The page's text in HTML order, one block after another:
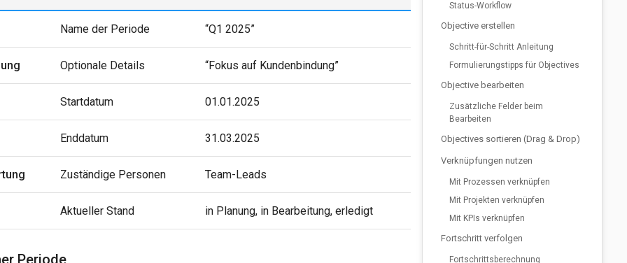
Name der Periode “Q1 2025”
Optionale Details “Fokus auf Kundenbindung”
Startdatum 01.01.2025
Enddatum 31.03.2025
Zuständige Personen Team-Leads
Aktueller Stand in Planung, in Bearbeitung, erledigt
Periode
Status-Workflow
Objective erstellen
Schritt-für-Schritt Anleitung
Formulierungstipps für Objectives
Objective bearbeiten
Zusätzliche Felder beim
Bearbeiten
Objectives sortieren (Drag & Drop)
Verknüpfungen nutzen
Mit Prozessen verknüpfen
Mit Projekten verknüpfen
Mit KPIs verknüpfen
Fortschritt verfolgen
Fortschrittsberechnung